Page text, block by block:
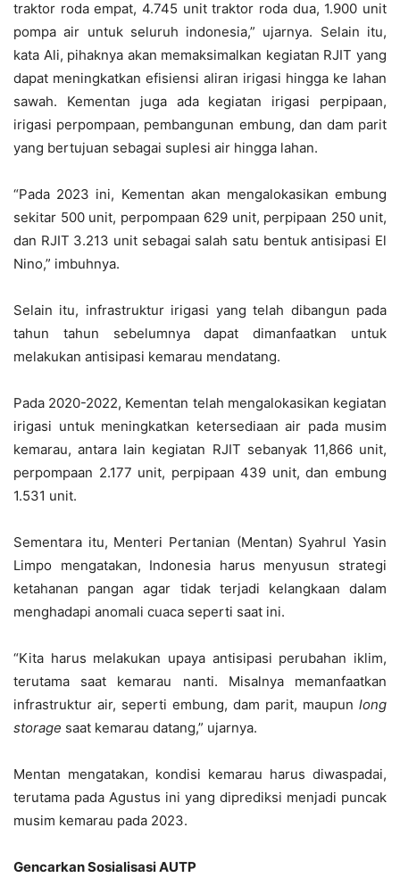
traktor roda empat, 4.745 unit traktor roda dua, 1.900 unit
pompa air untuk seluruh indonesia,” ujarnya. Selain itu,
kata Ali, pihaknya akan memaksimalkan kegiatan RJIT yang
dapat meningkatkan efisiensi aliran irigasi hingga ke lahan
sawah. Kementan juga ada kegiatan irigasi perpipaan,
irigasi perpompaan, pembangunan embung, dan dam parit
yang bertujuan sebagai suplesi air hingga lahan.
“Pada 2023 ini, Kementan akan mengalokasikan embung
sekitar 500 unit, perpompaan 629 unit, perpipaan 250 unit,
dan RJIT 3.213 unit sebagai salah satu bentuk antisipasi El
Nino,” imbuhnya.
Selain itu, infrastruktur irigasi yang telah dibangun pada
tahun tahun sebelumnya dapat dimanfaatkan untuk
melakukan antisipasi kemarau mendatang.
Pada 2020-2022, Kementan telah mengalokasikan kegiatan
irigasi untuk meningkatkan ketersediaan air pada musim
kemarau, antara lain kegiatan RJIT sebanyak 11,866 unit,
perpompaan 2.177 unit, perpipaan 439 unit, dan embung
1.531 unit.
Sementara itu, Menteri Pertanian (Mentan) Syahrul Yasin
Limpo mengatakan, Indonesia harus menyusun strategi
ketahanan pangan agar tidak terjadi kelangkaan dalam
menghadapi anomali cuaca seperti saat ini.
“Kita harus melakukan upaya antisipasi perubahan iklim,
terutama saat kemarau nanti. Misalnya memanfaatkan
infrastruktur air, seperti embung, dam parit, maupun long
storage saat kemarau datang,” ujarnya.
Mentan mengatakan, kondisi kemarau harus diwaspadai,
terutama pada Agustus ini yang diprediksi menjadi puncak
musim kemarau pada 2023.
Gencarkan Sosialisasi AUTP